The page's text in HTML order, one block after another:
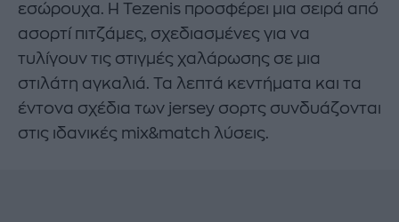
εσώρουχα. Η Tezenis προσφέρει μια σειρά από
ασορτί πιτζάμες, σχεδιασμένες για να
τυλίγουν τις στιγμές χαλάρωσης σε μια
στιλάτη αγκαλιά. Τα λεπτά κεντήματα και τα
έντονα σχέδια των jersey σορτς συνδυάζονται
στις ιδανικές mix&match λύσεις.